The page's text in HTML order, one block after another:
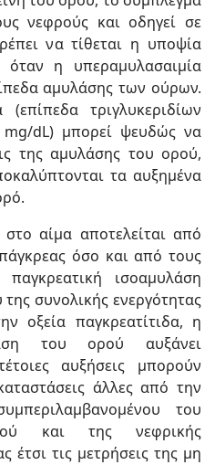
νεφρούς και οδηγεί σε
να τίθεται η υποψία
όταν η υπεραμυλασαιμία
αμυλάσης των ούρων.
(επίπεδα τριγλυκεριδίων
dL) μπορεί ψευδώς να
της αμυλάσης του ορού,
τα αυξημένα
αίμα αποτελείται από
όσο και από τους
ισοαμυλάση
συνολικής ενεργότητας
οξεία παγκρεατίτιδα, η
του ορού αυξάνει
αυξήσεις μπορούν
άλλες από την
του
και της νεφρικής
έτσι τις μετρήσεις της μη